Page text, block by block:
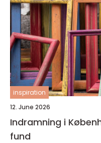
inspiration
12. June 2026
Indramning i
fund